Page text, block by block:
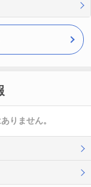
りません。